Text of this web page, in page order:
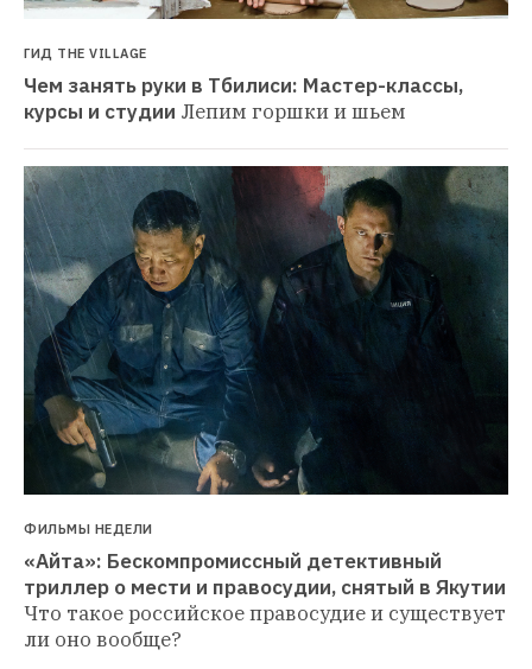
ГИД THE VILLAGE
Чем занять руки в Тбилиси: Мастер-классы,
курсы и студии Лепим горшки и шьем
ФИЛЬМЫ НЕДЕЛИ
«Айта»: Бескомпромиссный детективный
триллер о мести и правосудии, снятый в Якутии
Что такое российское правосудие и существует
ли оно вообще?